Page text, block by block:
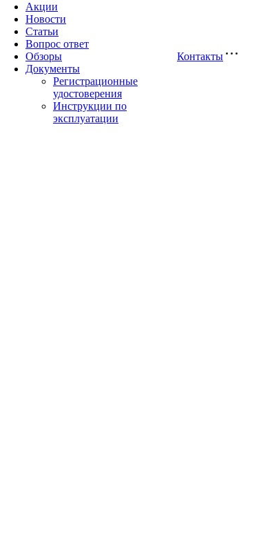
Акции
Новости
Статьи
Вопрос ответ
Обзоры
Документы
Регистрационные
удостоверения
Инструкции по
эксплуатации
Контакты